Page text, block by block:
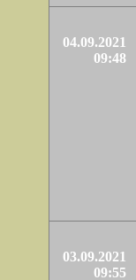
04.09.2021
09:48
03.09.2021
09:55